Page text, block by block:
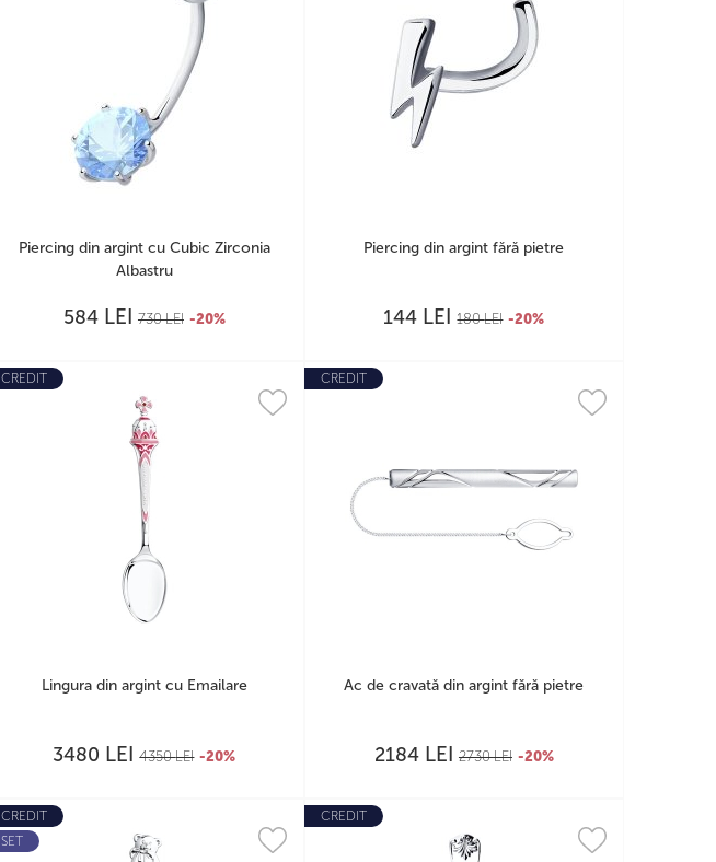
Piercing din argint cu Cubic Zirconia
Albastru
584 LEI 730LEI -20%
Piercing din argint fără pietre
144 LEI 180LEI -20%
CREDIT
Lingura din argint cu Emailare
3480 LEI 4350LEI -20%
CREDIT
Ac de cravată din argint fără pietre
2184 LEI 2730LEI -20%
CREDIT
SET
CREDIT